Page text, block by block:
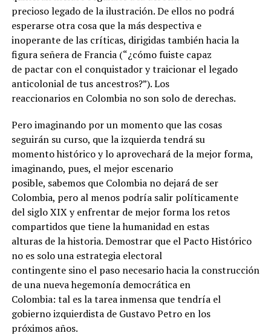
precioso legado de la ilustración. De ellos no podrá
esperarse otra cosa que la más despectiva e
inoperante de las críticas, dirigidas también hacia la
figura señera de Francia (“¿cómo fuiste capaz
de pactar con el conquistador y traicionar el legado
anticolonial de tus ancestros?”). Los
reaccionarios en Colombia no son solo de derechas.
Pero imaginando por un momento que las cosas
seguirán su curso, que la izquierda tendrá su
momento histórico y lo aprovechará de la mejor forma,
imaginando, pues, el mejor escenario
posible, sabemos que Colombia no dejará de ser
Colombia, pero al menos podría salir políticamente
del siglo XIX y enfrentar de mejor forma los retos
compartidos que tiene la humanidad en estas
alturas de la historia. Demostrar que el Pacto Histórico
no es solo una estrategia electoral
contingente sino el paso necesario hacia la construcción
de una nueva hegemonía democrática en
Colombia: tal es la tarea inmensa que tendría el
gobierno izquierdista de Gustavo Petro en los
próximos años.